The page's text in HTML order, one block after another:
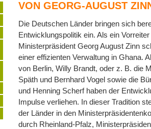
VON GEORG-AUGUST
Die Deutschen Länder bringen sich
Entwicklungspolitik ein. Als ein
Ministerpräsident Georg August Zinn
einer effizienten Verwaltung in Ghana.
von Berlin, Willy Brandt, oder z. B. die
Späth und Bernhard Vogel sowie die
und Henning Scherf haben der
Impulse verliehen. In dieser Tradition
der Länder in den
durch Rheinland-Pfalz,